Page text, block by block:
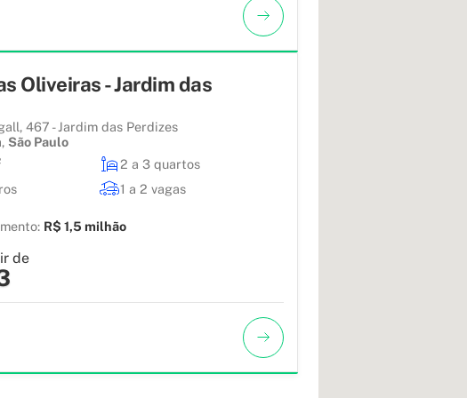
Oliveiras - Jardim das
467 - Jardim das Perdizes
, São Paulo
2 a 3 quartos
1 a 2 vagas
R$ 1,5 milhão
de